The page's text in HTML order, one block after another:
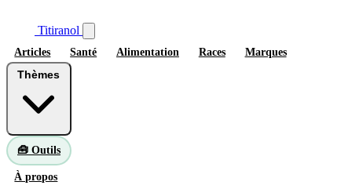
Titiranol
Articles Santé Alimentation Races Marques
🧰 Outils
À propos